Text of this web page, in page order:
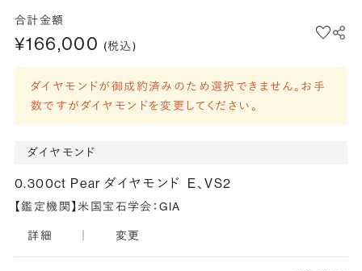
合計金額
¥166,000 (税込)
ダイヤモンドが御成約済みのため選択できません。お手
数ですがダイヤモンドを変更してください。
ダイヤモンド
0.300ct Pear ダイヤモンド E、VS2
【鑑定機関】米国宝石学会：GIA
詳細 変更